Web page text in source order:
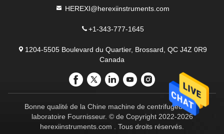
HEREXI@herexiinstruments.com
+1-343-777-1645
1204-5505 Boulevard du Quartier, Brossard, QC J4Z 0R9
Canada
Bonne qualité de la Chine machine de centrifugeuse de
laboratoire Fournisseur. © de Copyright 2022-2026
herexiinstruments.com . Tous droits réservés.